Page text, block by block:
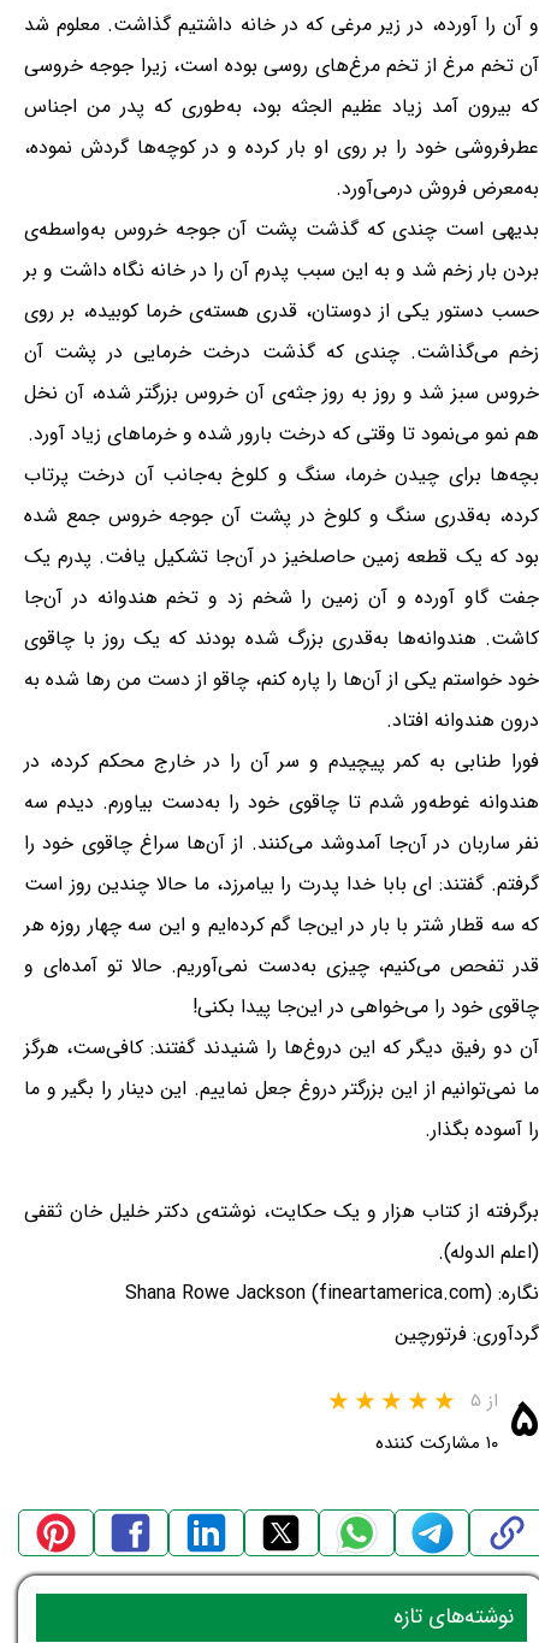
و آن را آورده، در زیر مرغی که در خانه داشتیم گذاشت. معلوم شد
آن تخم مرغ از تخم مرغ‌های روسی بوده است، زیرا جوجه خروسی
که بیرون آمد زیاد عظیم الجثه بود، به‌طوری که پدر من اجناس
عطرفروشی خود را بر روی او بار کرده و در کوچه‌ها گردش نموده،
به‌معرض فروش درمی‌آورد.
بدیهی است چندی که گذشت پشت آن جوجه خروس به‌واسطه‌ی
بردن بار زخم شد و به این سبب پدرم آن را در خانه نگاه داشت و بر
حسب دستور یکی از دوستان، قدری هسته‌ی خرما کوبیده، بر روی
زخم می‌گذاشت. چندی که گذشت درخت خرمایی در پشت آن
خروس سبز شد و روز به روز جثه‌ی آن خروس بزرگتر شده، آن نخل
هم نمو می‌نمود تا وقتی که درخت بارور شده و خرماهای زیاد آورد.
بچه‌ها برای چیدن خرما، سنگ و کلوخ به‌جانب آن درخت پرتاب
کرده، به‌قدری سنگ و کلوخ در پشت آن جوجه خروس جمع شده
بود که یک قطعه زمین حاصلخیز در آن‌جا تشکیل یافت. پدرم یک
جفت گاو آورده و آن زمین را شخم زد و تخم هندوانه در آن‌جا
کاشت. هندوانه‌ها به‌قدری بزرگ شده بودند که یک روز با چاقوی
خود خواستم یکی از آن‌ها را پاره کنم، چاقو از دست من رها شده به
درون هندوانه افتاد.
فورا طنابی به کمر پیچیدم و سر آن را در خارج محکم کرده، در
هندوانه غوطه‌ور شدم تا چاقوی خود را به‌دست بیاورم. دیدم سه
نفر ساربان در آن‌جا آمدوشد می‌کنند. از آن‌ها سراغ چاقوی خود را
گرفتم. گفتند: ای بابا خدا پدرت را بیامرزد، ما حالا چندین روز است
که سه قطار شتر با بار در این‌جا گم کرده‌ایم و این سه چهار روزه هر
قدر تفحص می‌کنیم، چیزی به‌دست نمی‌آوریم. حالا تو آمده‌ای و
چاقوی خود را می‌خواهی در این‌جا پیدا بکنی!
آن دو رفیق دیگر که این دروغ‌ها را شنیدند گفتند: کافی‌ست، هرگز
ما نمی‌توانیم از این بزرگتر دروغ جعل نماییم. این دینار را بگیر و ما
را آسوده بگذار.
برگرفته از کتاب هزار و یک حکایت، نوشته‌ی دکتر خلیل خان ثقفی
(اعلم الدوله).
نگاره: Shana Rowe Jackson (fineartamerica.com)
گردآوری: فرتورچین
۵ از ۵
۱۰ مشارکت کننده
نوشته‌های تازه